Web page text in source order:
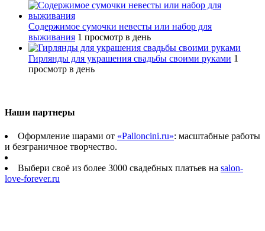
Содержимое сумочки невесты или набор для
выживания 1 просмотр в день
Гирлянды для украшения свадьбы своими руками 1
просмотр в день
Наши партнеры
Оформление шарами от «Palloncini.ru»: масштабные работы
и безграничное творчество.
Выбери своё из более 3000 свадебных платьев на salon-
love-forever.ru